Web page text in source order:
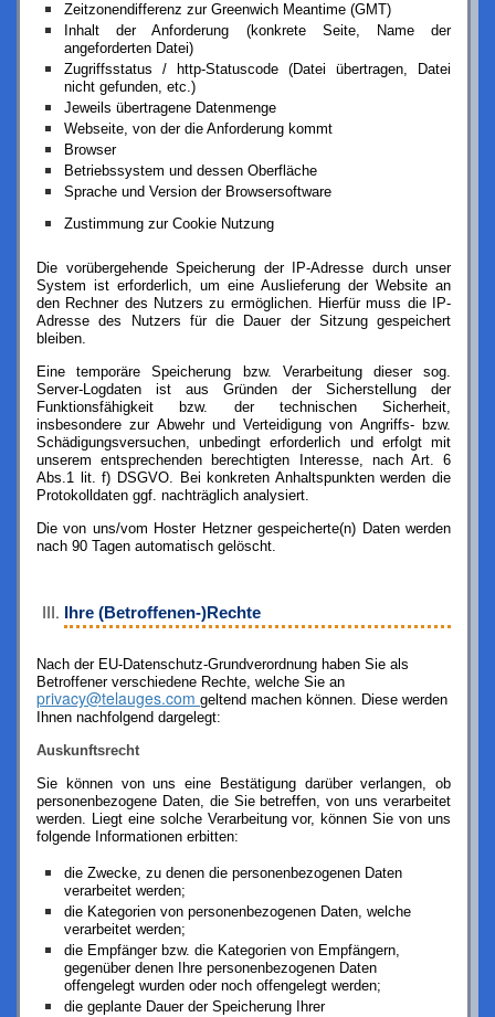
Zeitzonendifferenz zur Greenwich Meantime (GMT)
Inhalt der Anforderung (konkrete Seite, Name der
angeforderten Datei)
Zugriffsstatus / http-Statuscode (Datei übertragen, Datei
nicht gefunden, etc.)
Jeweils übertragene Datenmenge
Webseite, von der die Anforderung kommt
Browser
Betriebssystem und dessen Oberfläche
Sprache und Version der Browsersoftware
Zustimmung zur Cookie Nutzung
Die vorübergehende Speicherung der IP-Adresse durch unser
System ist erforderlich, um eine Auslieferung der Website an
den Rechner des Nutzers zu ermöglichen. Hierfür muss die IP-
Adresse des Nutzers für die Dauer der Sitzung gespeichert
bleiben.
Eine temporäre Speicherung bzw. Verarbeitung dieser sog.
Server-Logdaten ist aus Gründen der Sicherstellung der
Funktionsfähigkeit bzw. der technischen Sicherheit,
insbesondere zur Abwehr und Verteidigung von Angriffs- bzw.
Schädigungsversuchen, unbedingt erforderlich und erfolgt mit
unserem entsprechenden berechtigten Interesse, nach Art. 6
Abs.1 lit. f) DSGVO. Bei konkreten Anhaltspunkten werden die
Protokolldaten ggf. nachträglich analysiert.
Die von uns/vom Hoster Hetzner gespeicherte(n) Daten werden
nach 90 Tagen automatisch gelöscht.
Ihre (Betroffenen-)Rechte
Nach der EU-Datenschutz-Grundverordnung haben Sie als
Betroffenerverschiedene Rechte, welche Sie an
privacy@telauges.com geltend machen können. Diese werden
Ihnen nachfolgend dargelegt:
Auskunftsrecht
Sie können von uns eine Bestätigung darüber verlangen, ob
personenbezogene Daten, die Sie betreffen, von uns verarbeitet
werden. Liegt eine solche Verarbeitung vor, können Sie von uns
folgende Informationen erbitten:
die Zwecke, zu denen die personenbezogenen Daten
verarbeitet werden;
die Kategorien von personenbezogenen Daten, welche
verarbeitet werden;
die Empfänger bzw. die Kategorien von Empfängern,
gegenüber denen Ihre personenbezogenen Daten
offengelegt wurden oder noch offengelegt werden;
die geplante Dauer der Speicherung Ihrer